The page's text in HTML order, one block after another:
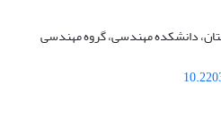
دانشکده مهندسی، گروه مهندسی